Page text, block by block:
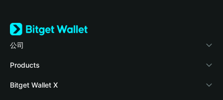
公司
關於 Bitget Wallet
部落格
Products
Crypto Card
Bitget Wallet X